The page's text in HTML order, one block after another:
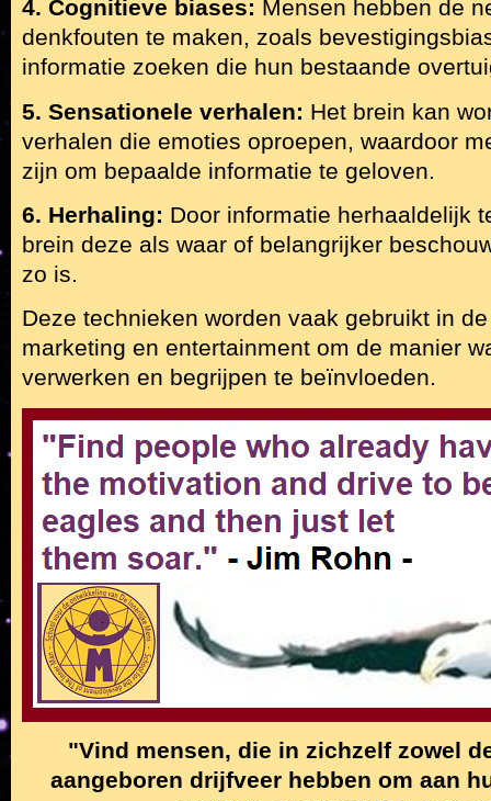
4. Cognitieve biases: Mensen hebben de
denkfouten te maken, zoals
informatie zoeken die hun bestaande
5. Sensationele verhalen: Het brein kan
verhalen die emoties oproepen, waardoor
zijn om bepaalde informatie te geloven.
6. Herhaling: Door informatie herhaaldelijk
brein deze als waar of belangrijker
zo is.
Deze technieken worden vaak gebruikt in
marketing en entertainment om de manier
verwerken en begrijpen te beïnvloeden.
"Vind mensen, die in zichzelf zowel
aangeboren drijfveer hebben om aan